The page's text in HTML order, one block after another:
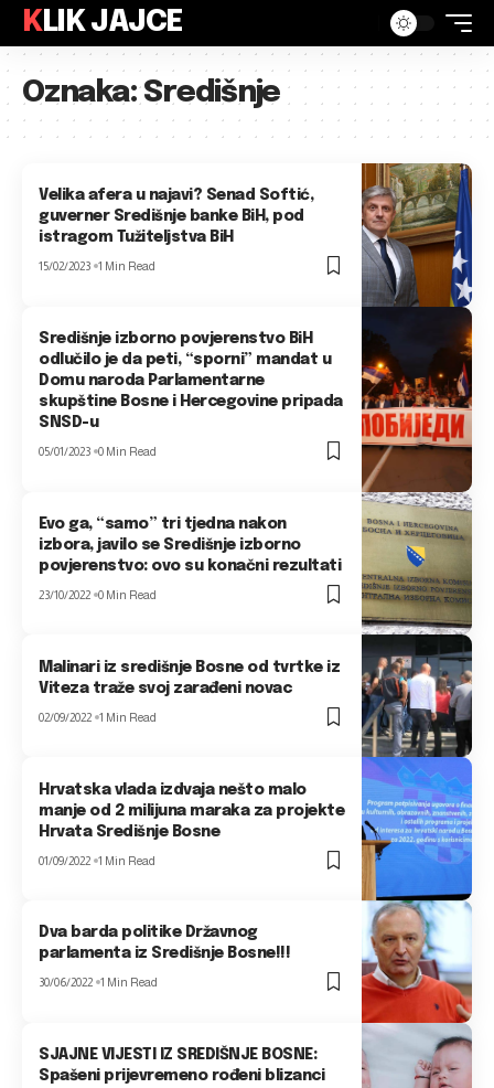
KLIK JAJCE
Oznaka:Središnje
Velika afera u najavi? Senad Softić,
guverner Središnje banke BiH, pod
istragom Tužiteljstva BiH
15/02/2023 1 Min Read
Središnje izborno povjerenstvo BiH
odlučilo je da peti, “sporni” mandat u
Domu naroda Parlamentarne
skupštine Bosne i Hercegovine pripada
SNSD-u
05/01/2023 0 Min Read
Evo ga, “samo” tri tjedna nakon
izbora, javilo se Središnje izborno
povjerenstvo: ovo su konačni rezultati
23/10/2022 0 Min Read
Malinari iz središnje Bosne od tvrtke iz
Viteza traže svoj zarađeni novac
02/09/2022 1 Min Read
Hrvatska vlada izdvaja nešto malo
manje od 2 milijuna maraka za projekte
Hrvata Središnje Bosne
01/09/2022 1 Min Read
Dva barda politike Državnog
parlamenta iz Središnje Bosne!!!
30/06/2022 1 Min Read
SJAJNE VIJESTI IZ SREDIŠNJE BOSNE:
Spašeni prijevremeno rođeni blizanci